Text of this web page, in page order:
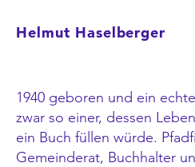
Helmut Haselberger
1940 geboren und ein
zwar so einer, dessen
ein Buch füllen würde.
Gemeinderat, Buchhalter